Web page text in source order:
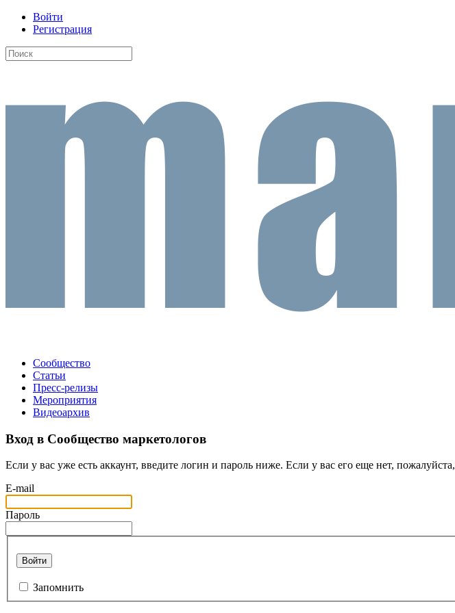
Войти
Регистрация
Сообщество
Статьи
Пресс-релизы
Мероприятия
Видеоархив
Вход в Сообщество маркетологов
Если у вас уже есть аккаунт, введите логин и пароль ниже. Если у вас его еще нет, пожалуйста,
E-mail
Пароль
Войти
Запомнить